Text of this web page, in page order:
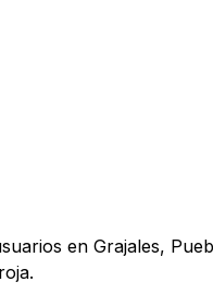
en Grajales,